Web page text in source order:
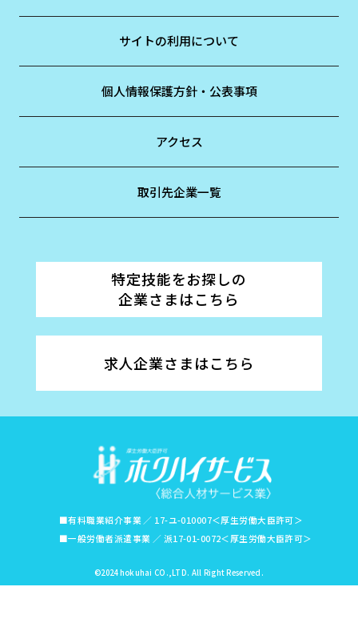
サイトの利用について
個人情報保護方針・公表事項
アクセス
取引先企業一覧
特定技能をお探しの
企業さまはこちら
求人企業さまはこちら
■有料職業紹介事業 ／ 17-ユ-010007＜厚生労働大臣許可＞
■一般労働者派遣事業 ／ 派17-01-0072＜厚生労働大臣許可＞
©2024 hokuhai CO.,LTD. All Right Reserved.